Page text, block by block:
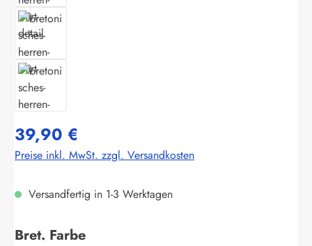
39,90 €
Preise inkl. MwSt. zzgl. Versandkosten
Versandfertig in 1-3 Werktagen
Bret. Farbeauswählen